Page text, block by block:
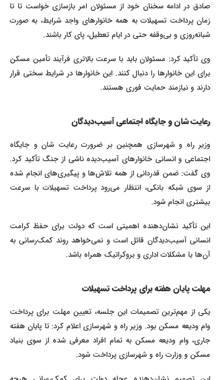
صادق در ادامه سخنان خود از مسئولان امر بازسازی خواست تا تا
زمان پرداخت تسهیلات به همه خانوارهای واجد شرایط، به صورت
شبانه‌روزی و بی‌وقفه حتی در ایام تعطیل، پای کار باشند.
وی تأکید کرد: مسئولان باید با سرعت بالاتری فرآیند تأمین مسکن
برای این خانوارها را دنبال کنند. این خانوارها در شرایط سختی قرار
دارند و نیازمند حمایت فوری هستند.
رعایت شان و جایگاه اجتماعی آسیب‌دیدگان
وزیر راه و شهرسازی همچنین بر ضرورت رعایت شان و جایگاه
اجتماعی و انسانی خانوارهای آسیب‌دیده ناشی از جنگ تأکید کرد.
وی گفت: ضمن قدردانی از همه تلاش‌ها و پیگیری‌های انجام شده
از سوی شبکه بانکی، انتظار می‌رود پرداخت تسهیلات با سرعت
بیشتری انجام شود.
این تأکید نشان‌دهنده اهمیتی است که دولت برای حفظ کرامت
انسانی آسیب‌دیدگان قائل است و نمی‌خواهد روند کمک‌رسانی به
آن‌ها با مشکلات اداری و بروکراتیک همراه باشد.
مهلت پایان هفته برای پرداخت تسهیلات
یکی از مهم‌ترین تصمیمات این جلسه، تعیین مهلت برای پرداخت
وام ودیعه مسکن بود. وزیر راه و شهرسازی اعلام کرد: تا پایان هفته
جاری، وام ودیعه مسکن به تمام افراد معرفی شده از سوی بنیاد
مسکن و وزارت راه و شهرسازی پرداخت شود.